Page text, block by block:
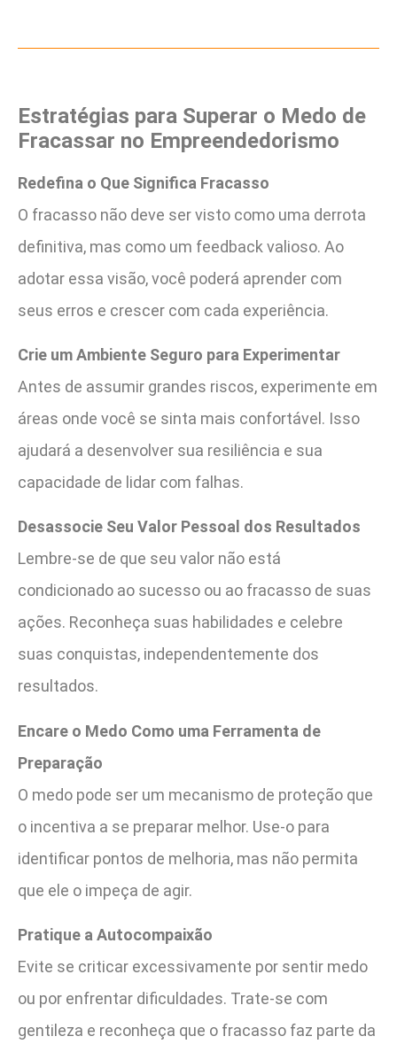
Estratégias para Superar o Medo de
Fracassar no Empreendedorismo
Redefina o Que Significa Fracasso
O fracasso não deve ser visto como uma derrota
definitiva, mas como um feedback valioso. Ao
adotar essa visão, você poderá aprender com
seus erros e crescer com cada experiência.
Crie um Ambiente Seguro para Experimentar
Antes de assumir grandes riscos, experimente em
áreas onde você se sinta mais confortável. Isso
ajudará a desenvolver sua resiliência e sua
capacidade de lidar com falhas.
Desassocie Seu Valor Pessoal dos Resultados
Lembre-se de que seu valor não está
condicionado ao sucesso ou ao fracasso de suas
ações. Reconheça suas habilidades e celebre
suas conquistas, independentemente dos
resultados.
Encare o Medo Como uma Ferramenta de
Preparação
O medo pode ser um mecanismo de proteção que
o incentiva a se preparar melhor. Use-o para
identificar pontos de melhoria, mas não permita
que ele o impeça de agir.
Pratique a Autocompaixão
Evite se criticar excessivamente por sentir medo
ou por enfrentar dificuldades. Trate-se com
gentileza e reconheça que o fracasso faz parte da